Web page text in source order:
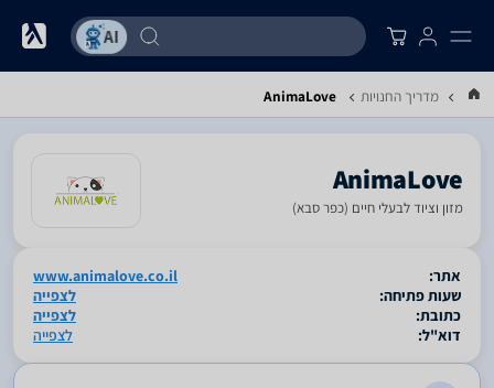
מדריך החנויות AnimaLove
AnimaLove
מזון וציוד לבעלי חיים (כפר סבא)
אתר:
www.animalove.co.il
שעות פתיחה:
לצפייה
כתובת:
לצפייה
דוא"ל:
לצפייה